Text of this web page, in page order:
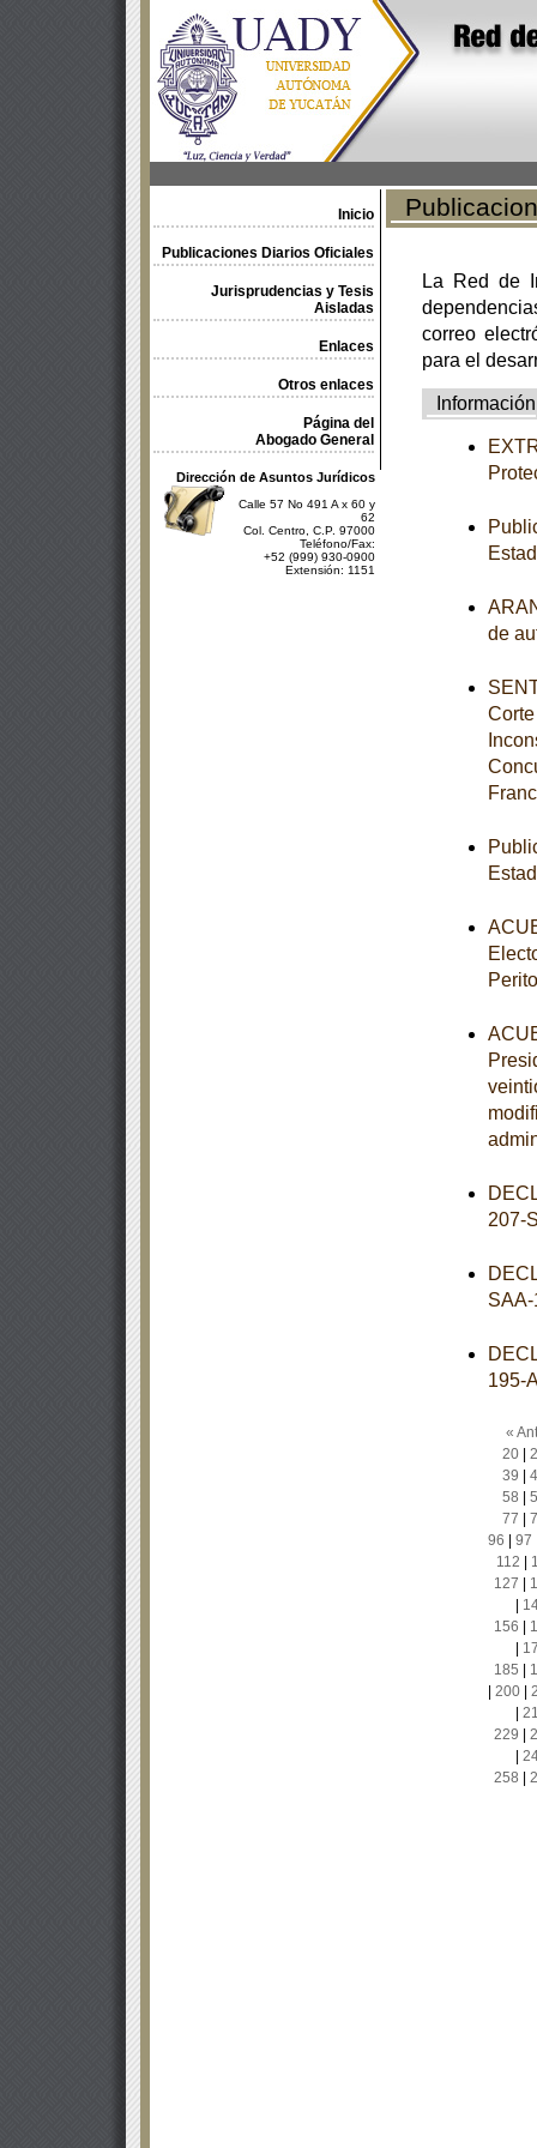
Inicio
Publicaciones Diarios Oficiales
Jurisprudencias y Tesis
Aisladas
Enlaces
Otros enlaces
Página del
Abogado General
Dirección de Asuntos Jurídicos
Calle 57 No 491 A x 60 y
62
Col. Centro, C.P. 97000
Teléfono/Fax:
+52 (999) 930-0900
Extensión: 1151
La Red de
correo
para el
Información
de
207-
195-
«
20|
39
58
77
96
97
112
127
156
185
200|
229
258